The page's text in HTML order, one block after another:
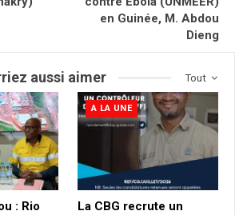
en Guinée, M. Abdou
Dieng
Tout
aussi aimer
: Rio
A LA UNE
La CBG recrute un